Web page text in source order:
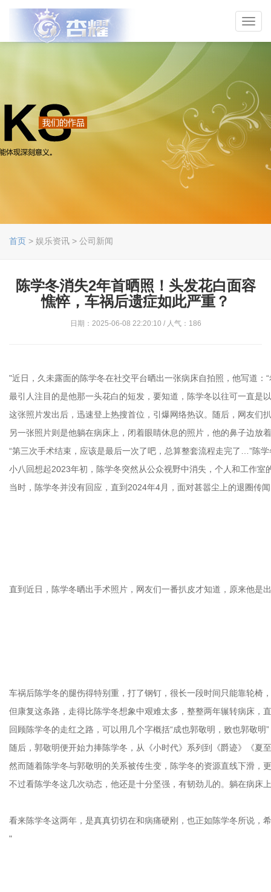
首页 > 娱乐资讯 > 公司新闻
陈学冬消失2年首晒照！头发花白面容
憔悴，车祸后遗症如此严重？
日期：2025-06-08 22:20:10 / 人气：186
"近日，久未露面的陈学冬在社交平台晒出一张病床自拍照，他写道
最引人注目的是他那一头花白的短发，要知道，陈学冬以往可一直是
这张照片发出后，迅速登上热搜首位，引爆网络热议。随后，网友们
另一张照片则是他躺在病床上，闭着眼睛休息的照片，他的鼻子边
“第三次手术结束，应该是最后一次了吧，总算整套流程走完了…”陈
小八回想起2023年初，陈学冬突然从公众视野中消失，个人和工作
当时，陈学冬并没有回应，直到2024年4月，面对甚嚣尘上的退圈传
直到近日，陈学冬晒出手术照片，网友们一番扒皮才知道，原来他是
车祸后陈学冬的腿伤得特别重，打了钢钉，很长一段时间只能靠轮椅
但康复这条路，走得比陈学冬想象中艰难太多，整整两年辗转病床，
回顾陈学冬的走红之路，可以用几个字概括“成也郭敬明，败也郭敬
随后，郭敬明便开始力捧陈学冬，从《小时代》系列到《爵迹》《
然而随着陈学冬与郭敬明的关系被传生变，陈学冬的资源直线下滑，
不过看陈学冬这几次动态，他还是十分坚强，有韧劲儿的。躺在病床
看来陈学冬这两年，是真真切切在和病痛硬刚，也正如陈学冬所说，
"